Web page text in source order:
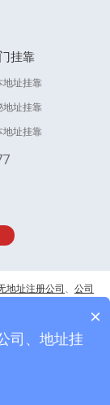
挂靠
地址挂靠
地址挂靠
地址挂靠
地址注册公司、 公司
部备案号：
×
司、地址挂